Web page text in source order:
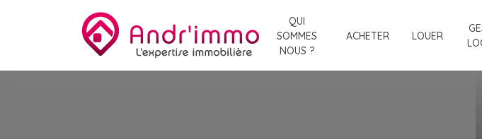
QUI
SOMMES
NOUS ?
ACHETER LOUER